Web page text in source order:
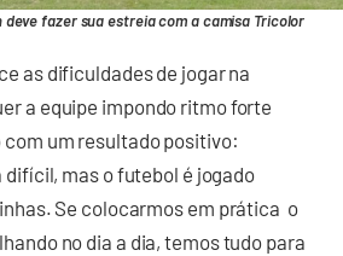
deve fazer sua estreia com a camisa Tricolor
as dificuldades de jogar na
a equipe impondo ritmo forte
com um resultado positivo:
difícil, mas o futebol é jogado
Se colocarmos em prática o
no dia a dia, temos tudo para